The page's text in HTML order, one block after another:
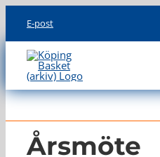
content
E-post
KLUBBEN
LAG
Årsmöte